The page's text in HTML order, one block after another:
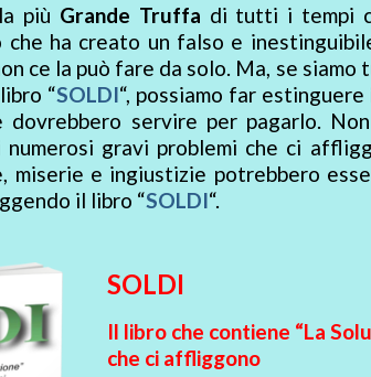
più Grande Truffa di tutti i tempi
che ha creato un falso e
ce la può fare da solo. Ma, se
“SOLDI“, possiamo far estinguere
dovrebbero servire per pagarlo.
gravi problemi che ci
miserie e ingiustizie potrebbero
il libro “SOLDI“.
SOLDI
Il libro che contiene “La
che ci affliggono